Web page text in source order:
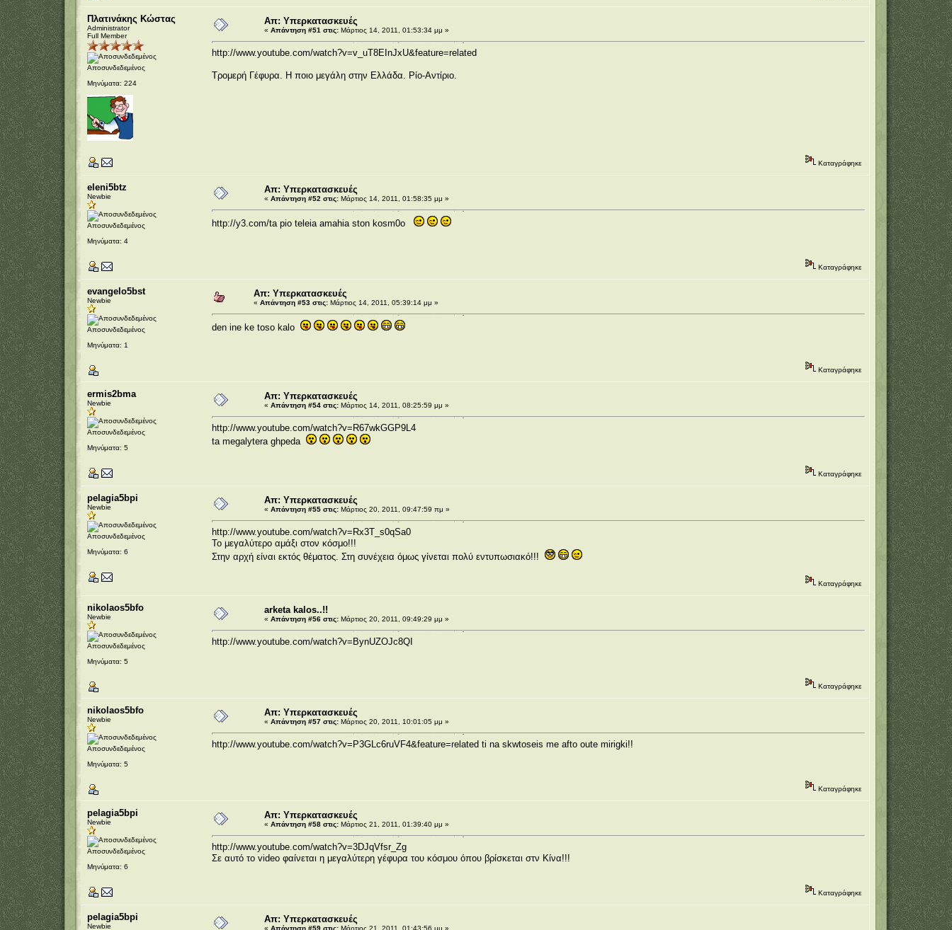
Πλατινάκης Κώστας
Administrator
Full Member
Αποσυνδεδεμένος
Μηνύματα: 224
Απ: Υπερκατασκευές
« Απάντηση #51 στις:Μάρτιος 14, 2011, 01:53:34 μμ »
http://www.youtube.com/watch?v=v_uT8EInJxU&feature=related
Τρομερή Γέφυρα. Η ποιο μεγάλη στην Ελλάδα. Ρίο-Αντίριο.
Καταγράφηκε
eleni5btz
Newbie
Αποσυνδεδεμένος
Μηνύματα: 4
Απ: Υπερκατασκευές
« Απάντηση #52 στις:Μάρτιος 14, 2011, 01:58:35 μμ »
http://y3.com/tapio teleia amahia ston kosm0o
Καταγράφηκε
evangelo5bst
Newbie
Αποσυνδεδεμένος
Μηνύματα: 1
Απ: Υπερκατασκευές
« Απάντηση #53 στις:Μάρτιος 14, 2011, 05:39:14 μμ »
den ine ke toso kalo
Καταγράφηκε
ermis2bma
Newbie
Αποσυνδεδεμένος
Μηνύματα: 5
Απ: Υπερκατασκευές
« Απάντηση #54 στις:Μάρτιος 14, 2011, 08:25:59 μμ »
http://www.youtube.com/watch?v=R67wkGGP9L4
ta megalytera ghpeda
Καταγράφηκε
pelagia5bpi
Newbie
Αποσυνδεδεμένος
Μηνύματα: 6
Απ: Υπερκατασκευές
« Απάντηση #55 στις:Μάρτιος 20, 2011, 09:47:59 πμ »
http://www.youtube.com/watch?v=Rx3T_s0qSa0
Το μεγαλύτερο αμάξι στον κόσμο!!!
Στην αρχή είναι εκτός θέματος. Στη συνέχεια όμως γίνεται πολύ εντυπωσιακό!!!
Καταγράφηκε
nikolaos5bfo
Newbie
Αποσυνδεδεμένος
Μηνύματα: 5
arketa kalos..!!
« Απάντηση #56 στις:Μάρτιος 20, 2011, 09:49:29 μμ »
http://www.youtube.com/watch?v=BynUZOJc8QI
Καταγράφηκε
nikolaos5bfo
Newbie
Αποσυνδεδεμένος
Μηνύματα: 5
Απ: Υπερκατασκευές
« Απάντηση #57 στις:Μάρτιος 20, 2011, 10:01:05 μμ »
http://www.youtube.com/watch?v=P3GLc6ruVF4&feature=related ti na skwtoseis me afto oute mirigki!!
Καταγράφηκε
pelagia5bpi
Newbie
Αποσυνδεδεμένος
Μηνύματα: 6
Απ: Υπερκατασκευές
« Απάντηση #58 στις:Μάρτιος 21, 2011, 01:39:40 μμ »
http://www.youtube.com/watch?v=3DJqVfsr_Zg
Σε αυτό το video φαίνεται η μεγαλύτερη γέφυρα του κόσμου όπου βρίσκεται στν Κίνα!!!
Καταγράφηκε
pelagia5bpi
Newbie
Απ: Υπερκατασκευές
« Απάντηση #59 στις:Μάρτιος 21, 2011, 01:43:56 μμ »